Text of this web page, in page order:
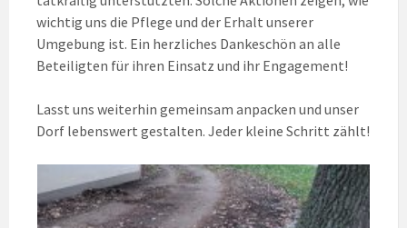
wichtig uns die Pflege und der Erhalt unserer
Umgebung ist. Ein herzliches Dankeschön an alle
Beteiligten für ihren Einsatz und ihr Engagement!
Lasst uns weiterhin gemeinsam anpacken und unser
Dorf lebenswert gestalten. Jeder kleine Schritt zählt!